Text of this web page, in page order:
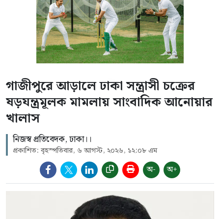
গাজীপুরে আড়ালে ঢাকা সন্ত্রাসী চক্রের
ষড়যন্ত্রমূলক মামলায় সাংবাদিক আনোয়ার
খালাস
নিজস্ব প্রতিবেদক, ঢাকা।।
প্রকাশিত: বৃহস্পতিবার, ৬ আগস্ট, ২০২৬, ১২:০৮ এম
অ- অ+